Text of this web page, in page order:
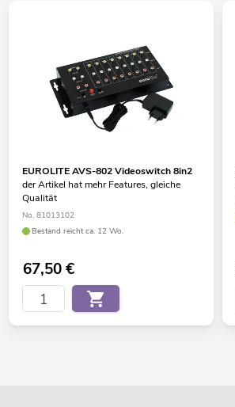
EUROLITE AVS-802 Videoswitch 8in2
der Artikel hat mehr Features, gleiche
Qualität
No. 81013102
Bestand reicht ca. 12 Wo.
67,50€